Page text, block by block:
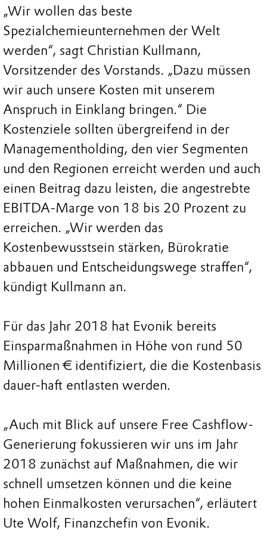
„Wir wollen das beste
Spezialchemieunternehmen der Welt
werden“, sagt Christian Kullmann,
Vorsitzender des Vorstands. „Dazu müssen
wir auch unsere Kosten mit unserem
Anspruch in Einklang bringen.“ Die
Kostenziele sollten übergreifend in der
Managementholding, den vier Segmenten
und den Regionen erreicht werden und auch
einen Beitrag dazu leisten, die angestrebte
EBITDA-Marge von 18 bis 20 Prozent zu
erreichen. „Wir werden das
Kostenbewusstsein stärken, Bürokratie
abbauen und Entscheidungswege straffen“,
kündigt Kullmann an.
Für das Jahr 2018 hat Evonik bereits
Einsparmaßnahmen in Höhe von rund 50
Millionen € identifiziert, die die Kostenbasis
dauer-haft entlasten werden.
„Auch mit Blick auf unsere Free Cashflow-
Generierung fokussieren wir uns im Jahr
2018 zunächst auf Maßnahmen, die wir
schnell umsetzen können und die keine
hohen Einmalkosten verursachen“, erläutert
Ute Wolf, Finanzchefin von Evonik.